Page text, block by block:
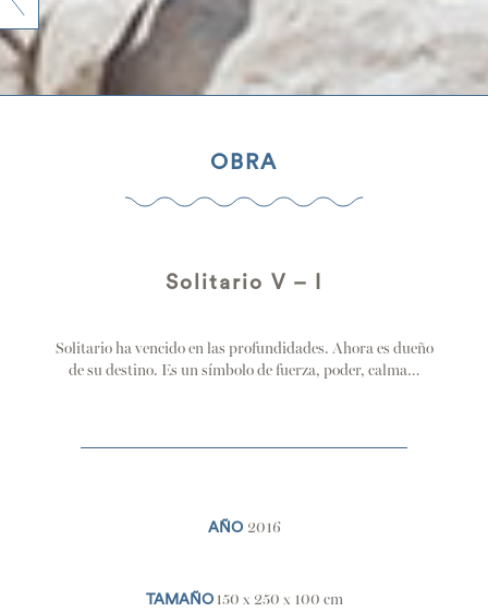
OBRA
Solitario V – I
Solitario ha vencido en las profundidades. Ahora es dueño
de su destino. Es un símbolo de fuerza, poder, calma…
AÑO 2016
TAMAÑO150 x 250 x 100 cm